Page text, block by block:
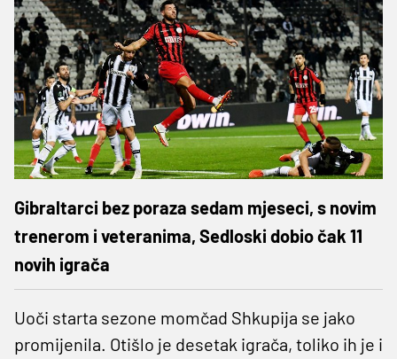
Gibraltarci bez poraza sedam mjeseci, s novim
trenerom i veteranima, Sedloski dobio čak 11
novih igrača
Uoči starta sezone momčad Shkupija se jako
promijenila. Otišlo je desetak igrača, toliko ih je i